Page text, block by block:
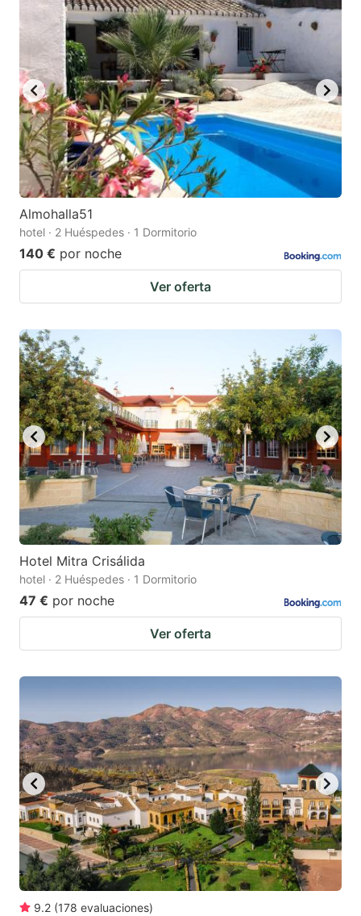
Almohalla51
hotel · 2 Huéspedes · 1 Dormitorio
140 € por noche
Ver oferta
Hotel Mitra Crisálida
hotel · 2 Huéspedes · 1 Dormitorio
47 € por noche
Ver oferta
9.2 (178 evaluaciones)